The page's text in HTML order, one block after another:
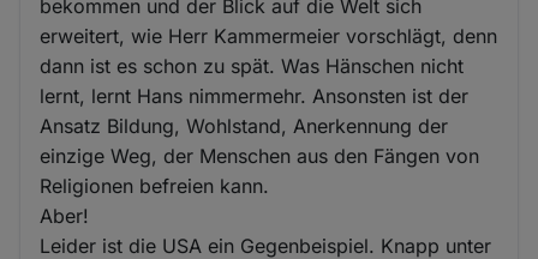
bekommen und der Blick auf die Welt sich
erweitert, wie Herr Kammermeier vorschlägt, denn
dann ist es schon zu spät. Was Hänschen nicht
lernt, lernt Hans nimmermehr. Ansonsten ist der
Ansatz Bildung, Wohlstand, Anerkennung der
einzige Weg, der Menschen aus den Fängen von
Religionen befreien kann.
Aber!
Leider ist die USA ein Gegenbeispiel. Knapp unter